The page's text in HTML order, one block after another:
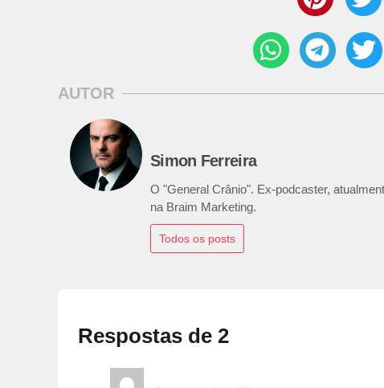
AUTOR
Simon Ferreira
O "General Crânio". Ex-podcaster,
na Braim Marketing.
Todos os posts
Respostas de 2